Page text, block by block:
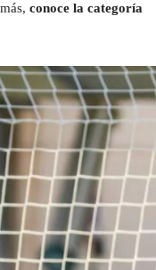
conoce la categoría